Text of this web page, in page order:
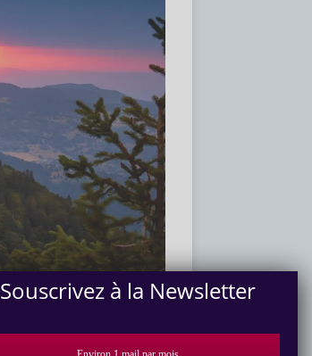
Souscrivez à la Newsletter